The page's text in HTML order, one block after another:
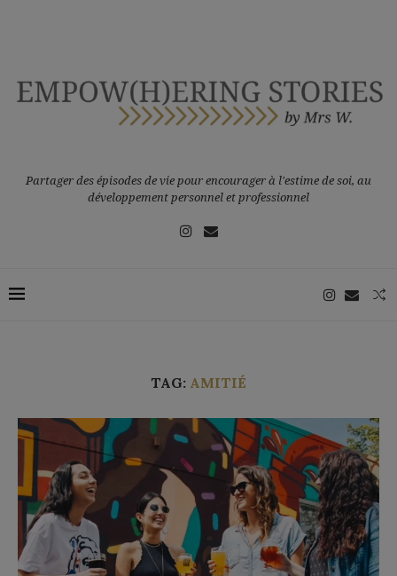
Partager des épisodes de vie pour encourager à l'estime de soi, au
développement personnel et professionnel
TAG: AMITIÉ